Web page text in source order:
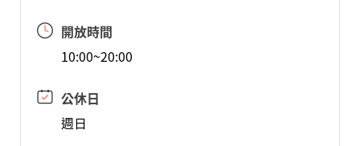
開放時間
10:00~20:00
公休日
週日